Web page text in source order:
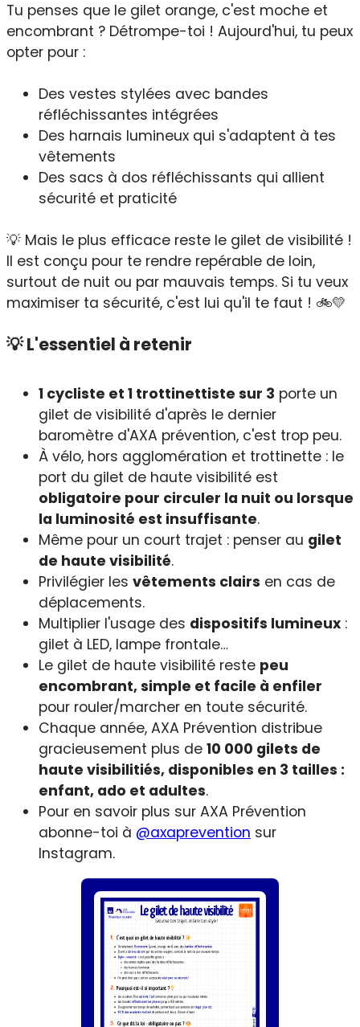
Tu penses que le gilet orange, c'est moche et
encombrant ? Détrompe-toi ! Aujourd'hui, tu peux
opter pour :
Des vestes stylées avec bandes
réfléchissantes intégrées
Des harnais lumineux qui s'adaptent à tes
vêtements
Des sacs à dos réfléchissants qui allient
sécurité et praticité
💡 Mais le plus efficace reste le gilet de visibilité !
Il est conçu pour te rendre repérable de loin,
surtout de nuit ou par mauvais temps. Si tu veux
maximiser ta sécurité, c'est lui qu'il te faut ! 🚲💛
💡 L'essentiel à retenir
1 cycliste et 1 trottinettiste sur 3 porte un
gilet de visibilité d'après le dernier
baromètre d'AXA prévention, c'est trop peu.
À vélo, hors agglomération et trottinette : le
port du gilet de haute visibilité est
obligatoire pour circuler la nuit ou lorsque
la luminosité est insuffisante.
Même pour un court trajet : penser au gilet
de haute visibilité.
Privilégier les vêtements clairs en cas de
déplacements.
Multiplier l'usage des dispositifs lumineux :
gilet à LED, lampe frontale…
Le gilet de haute visibilité reste peu
encombrant, simple et facile à enfiler
pour rouler/marcher en toute sécurité.
Chaque année, AXA Prévention distribue
gracieusement plus de 10 000 gilets de
haute visibilitiés, disponibles en 3 tailles :
enfant, ado et adultes.
Pour en savoir plus sur AXA Prévention
abonne-toi à @axaprevention sur
Instagram.